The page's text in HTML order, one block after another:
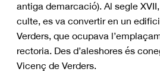
antiga demarcació). Al segle
culte, es va convertir en un
Verders, que ocupava
rectoria. Des d’aleshores és
Vicenç de Verders.